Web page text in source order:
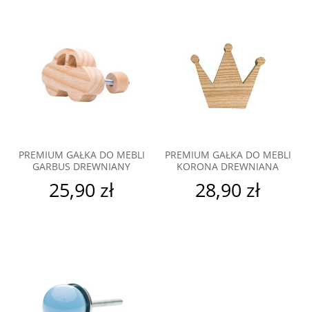
PREMIUM GAŁKA DO MEBLI
GARBUS DREWNIANY
25,90 zł
PREMIUM GAŁKA DO MEBLI
KORONA DREWNIANA
28,90 zł